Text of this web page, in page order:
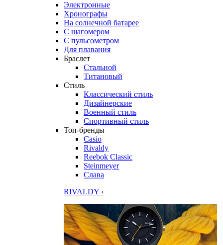
Электронные
Хронографы
На солнечной батарее
С шагомером
С пульсометром
Для плавания
Браслет
Стальной
Титановый
Стиль
Классический стиль
Дизайнерские
Военный стиль
Спортивный стиль
Топ-бренды
Casio
Rivaldy
Reebok Classic
Steinmeyer
Слава
RIVALDY ›